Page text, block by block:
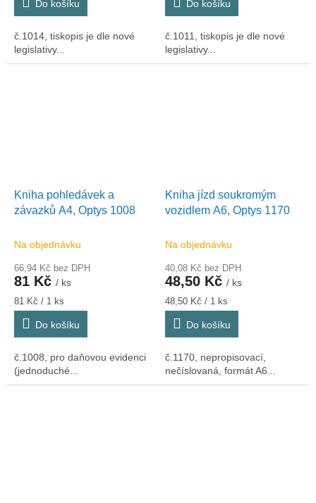
Do košíku
č.1014, tiskopis je dle nové
legislativy...
Do košíku
č.1011, tiskopis je dle nové
legislativy...
Kniha pohledávek a
závazků A4, Optys 1008
Na objednávku
66,94 Kč bez DPH
81 Kč / ks
Měrná
cena:
81 Kč / 1 ks
Do košíku
č.1008, pro daňovou evidenci
(jednoduché...
Kniha jízd soukromým
vozidlem A6, Optys 1170
Na objednávku
40,08 Kč bez DPH
48,50 Kč / ks
Měrná
cena:
48,50 Kč / 1 ks
Do košíku
č.1170, nepropisovací,
nečíslovaná, formát A6...